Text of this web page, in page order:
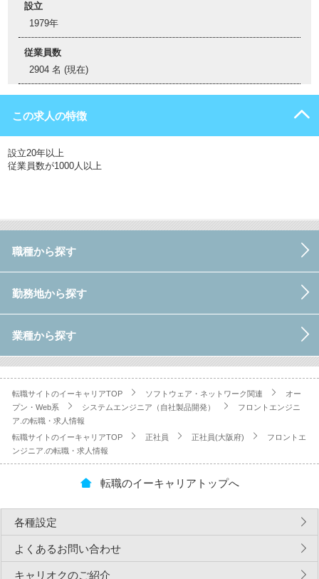
設立
1979年
従業員数
2904 名 (現在)
この求人の特徴
設立20年以上
従業員数が1000人以上
職種から探す
勤務地から探す
業種から探す
転職サイトのイーキャリアTOP ソフトウェア・ネットワーク関連
オー
プン・Web系
システムエンジニア（自社製品開発）
フロントエンジニ
ア.の転職・求人情報
転職サイトのイーキャリアTOP
正社員 正社員(大阪府)
フロントエ
ンジニア.の転職・求人情報
転職のイーキャリアトップへ
各種設定
よくあるお問い合わせ
キャリオクのご紹介